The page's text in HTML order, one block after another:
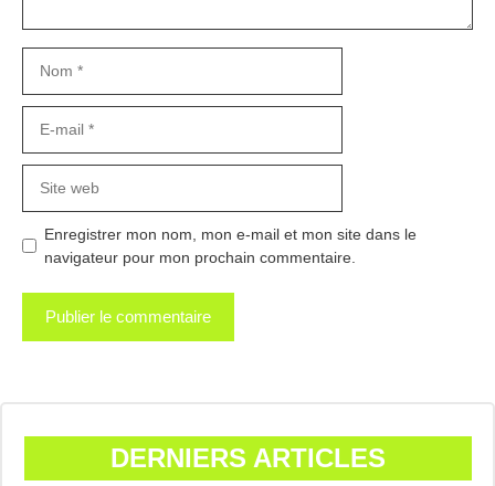
mail
web
Enregistrer mon nom, mon e-mail et mon site dans le
navigateur pour mon prochain commentaire.
DERNIERS ARTICLES